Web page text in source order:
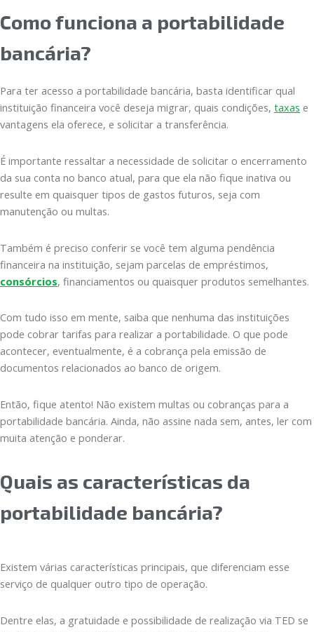
Como funciona a portabilidade
bancária?
Para ter acesso a portabilidade bancária, basta identificar qual
instituição financeira você deseja migrar, quais condições, taxas e
vantagens ela oferece, e solicitar a transferência.
É importante ressaltar a necessidade de solicitar o encerramento
da sua conta no banco atual, para que ela não fique inativa ou
resulte em quaisquer tipos de gastos futuros, seja com
manutenção ou multas.
Também é preciso conferir se você tem alguma pendência
financeira na instituição, sejam parcelas de empréstimos,
consórcios, financiamentos ou quaisquer produtos semelhantes.
Com tudo isso em mente, saiba que nenhuma das instituições
pode cobrar tarifas para realizar a portabilidade. O que pode
acontecer, eventualmente, é a cobrança pela emissão de
documentos relacionados ao banco de origem.
Então, fique atento! Não existem multas ou cobranças para a
portabilidade bancária. Ainda, não assine nada sem, antes, ler com
muita atenção e ponderar.
Quais as características da
portabilidade bancária?
Existem várias características principais, que diferenciam esse
serviço de qualquer outro tipo de operação.
Dentre elas, a gratuidade e possibilidade de realização via TED se